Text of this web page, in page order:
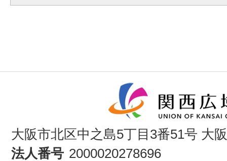
大阪市北区中之島5丁目3番51号 大
法人番号 2000020278696